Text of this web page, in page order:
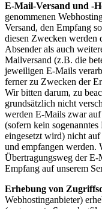
E-Mail-Versand und -
genommenen
Versand, den Empfang
diesen Zwecken werden
Absender als auch
Mailversand (z.B. die
jeweiligen E-Mails
ferner zu Zwecken der
Wir bitten darum, zu
grundsätzlich nicht
werden E-Mails zwar
(sofern kein
eingesetzt wird) nicht auf
und empfangen werden.
Übertragungsweg der E-
Empfang auf unserem
Erhebung von
Webhostinganbieter)